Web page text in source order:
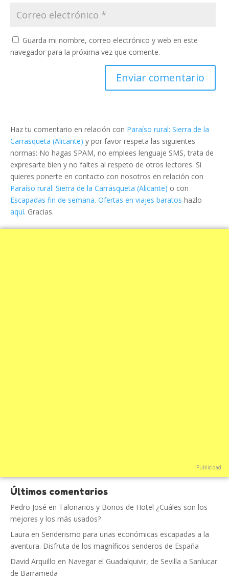
Guarda mi nombre, correo electrónico y web en este
navegador para la próxima vez que comente.
Haz tu comentario en relación con Paraíso rural: Sierra de la
Carrasqueta (Alicante) y por favor respeta las siguientes
normas: No hagas SPAM, no emplees lenguaje SMS, trata de
expresarte bien y no faltes al respeto de otros lectores. Si
quieres ponerte en contacto con nosotros en relación con
Paraíso rural: Sierra de la Carrasqueta (Alicante) o con
Escapadas fin de semana. Ofertas en viajes baratos hazlo
aquí. Gracias.
Publicidad
Últimos comentarios
Pedro José en Talonarios y Bonos de Hotel ¿Cuáles son los
mejores y los más usados?
Laura en Senderismo para unas económicas escapadas a la
aventura. Disfruta de los magníficos senderos de España
David Arquillo en Navegar el Guadalquivir, de Sevilla a Sanlucar
de Barrameda